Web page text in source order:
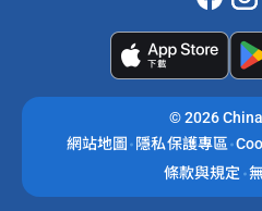
©2026
網站地圖
隱私保護專區
條款與規定